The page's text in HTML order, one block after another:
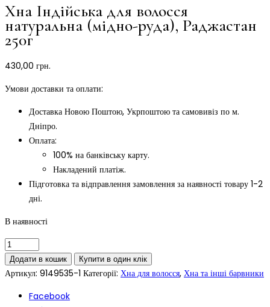
Хна Індійська для волосся
натуральна (мідно-руда), Раджастан
250г
430,00 грн.
Умови доставки та оплати:
Доставка Новою Поштою, Укрпоштою та самовивіз по м.
Дніпро.
Оплата:
100% на банківську карту.
Накладений платіж.
Підготовка та відправлення замовлення за наявності товару 1-2
дні.
В наявності
Додати в кошик Купити в один клік
Артикул: 9149535-1 Категорії: Хна для волосся, Хна та інші барвники
Facebook